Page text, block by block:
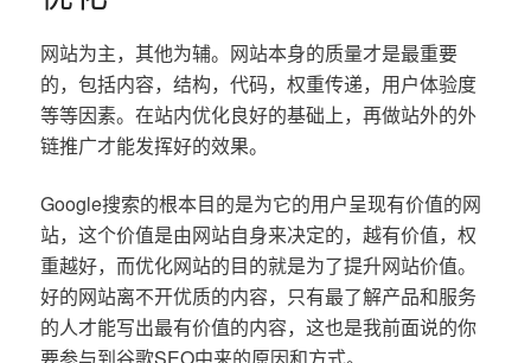
网站为主，其他为辅。网站本身的质量才是最重要
的，包括内容，结构，代码，权重传递，用户体验度
等等因素。在站内优化良好的基础上，再做站外的外
链推广才能发挥好的效果。
Google搜索的根本目的是为它的用户呈现有价值的网
站，这个价值是由网站自身来决定的，越有价值，权
重越好，而优化网站的目的就是为了提升网站价值。
好的网站离不开优质的内容，只有最了解产品和服务
的人才能写出最有价值的内容，这也是我前面说的你
要参与到谷歌SEO中来的原因和方式。